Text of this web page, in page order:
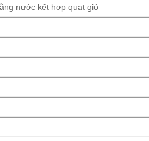
nước kết hợp quạt gió